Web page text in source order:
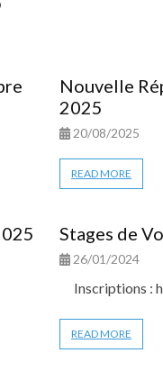
Nouvelle
2025
20/08/2025
READ MORE
Stages de
26/01/2024
Inscriptions :
READ MORE